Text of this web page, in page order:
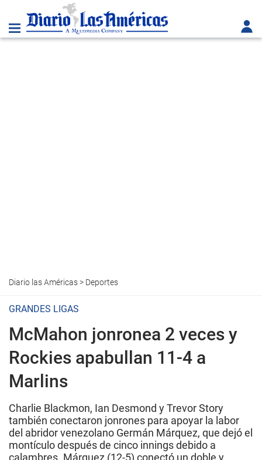
Diario las Américas> Deportes
GRANDES LIGAS
McMahon jonronea 2 veces y
Rockies apabullan 11-4 a
Marlins
Charlie Blackmon, Ian Desmond y Trevor Story
también conectaron jonrones para apoyar la labor
del abridor venezolano Germán Márquez, que dejó el
montículo después de cinco innings debido a
calambres. Márquez (12-5) conectó un doble y